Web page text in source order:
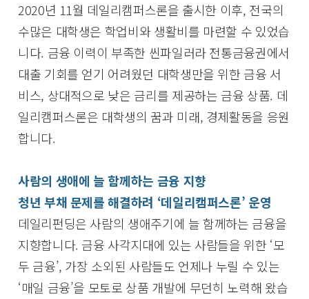
2020년 11월 데일리캠퍼스론을 출시한 이후, 전국의
수많은 대학생은 학업비와 생활비를 마련할 수 있었습
니다. 금융 이력이 부족한 씬파일러라 전통금융권에서
대출 기회를 얻기 어려웠던 대학생만을 위한 금융 서
비스, 상대적으로 낮은 금리를 제공하는 금융 상품. 데
일리캠퍼스론은 대학생의 꿈과 미래, 경제활동을 응원
합니다.
사람의 생애에 늘 함께하는 금융 지향
청년 부채 문제를 해결하려 ‘데일리캠퍼스론’ 운영
데일리펀딩은 사람의 생애주기에 늘 함께하는 금융을
지향합니다. 금융 사각지대에 있는 사람들을 위한 ‘모
두 금융’, 가장 소외된 사람들도 언제나 누릴 수 있는
‘매일 금융’을 모토로 상품 개발에 무던히 노력해 왔습